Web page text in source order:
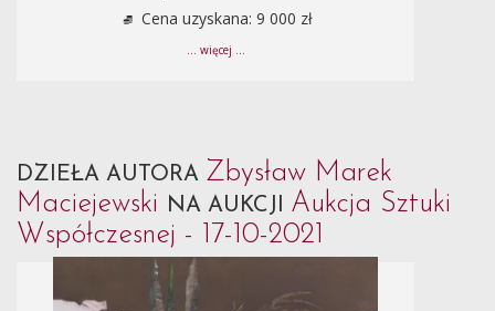
Cena uzyskana: 9 000 zł
... więcej ...
DZIEŁA AUTORA Zbysław Marek
Maciejewski NA AUKCJI Aukcja Sztuki
Współczesnej - 17-10-2021